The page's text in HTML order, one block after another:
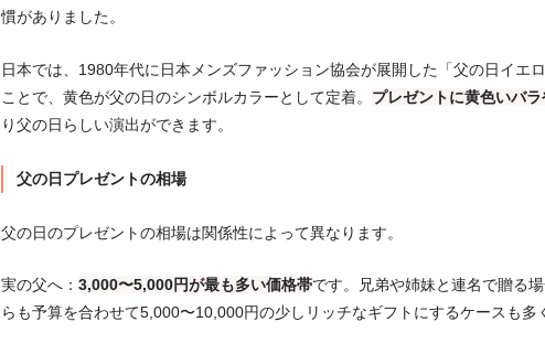
慣がありました。
日本では、1980年代に日本メンズファッション協会が展開した「父の日イエ
ことで、黄色が父の日のシンボルカラーとして定着。 プレゼントに黄色いバ
り父の日らしい演出ができます。
父の日プレゼントの相場
父の日のプレゼントの相場は関係性によって異なります。
実の父へ： 3,000〜5,000円が最も多い価格帯です。兄弟や姉妹と連名で贈る
らも予算を合わせて5,000〜10,000円の少しリッチなギフトにするケースも多